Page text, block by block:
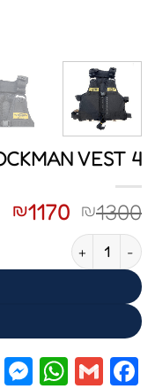
VEST 4
₪1300
₪1170
כמות של MC WORKS ROCKMAN VEST 4
Gmail